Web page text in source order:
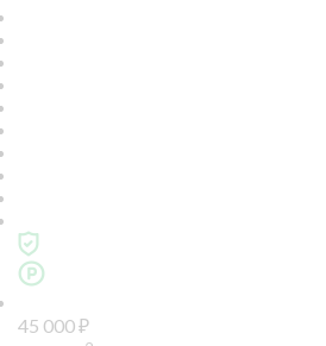
45 000₽